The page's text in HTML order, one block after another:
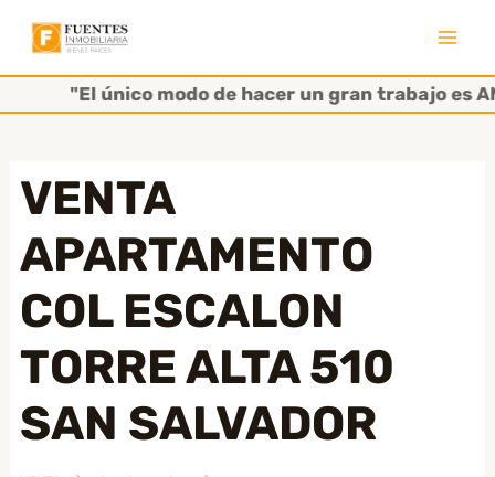
contenido"El único modo de hacer un gran trabajo es
VENTA
APARTAMENTO
COL ESCALON
TORRE ALTA 510
SAN SALVADOR